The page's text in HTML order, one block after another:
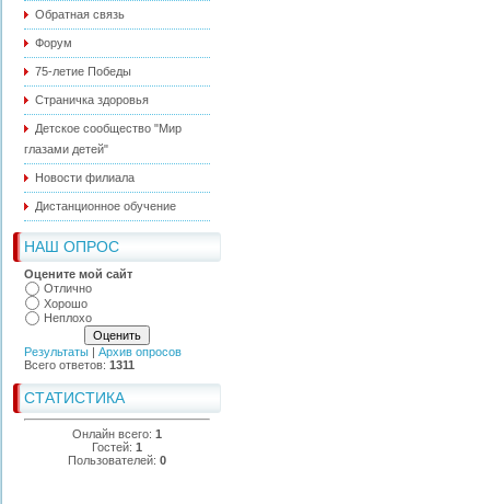
Обратная связь
Форум
75-летие Победы
Страничка здоровья
Детское сообщество "Мир
глазами детей"
Новости филиала
Дистанционное обучение
НАШ ОПРОС
Оцените мой сайт
Отлично
Хорошо
Неплохо
Результаты | Архив опросов
Всего ответов: 1311
СТАТИСТИКА
Онлайн всего: 1
Гостей: 1
Пользователей: 0